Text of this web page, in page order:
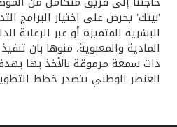
'بيتك' يحرص على اختيار البرامج
البشرية المتميزة أو عبر الرعاية
المادية والمعنوية، منوها بان
ذات سمعة مرموقة بالأخذ بها
العنصر الوطني يتصدر خطط